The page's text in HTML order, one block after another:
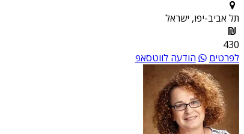
תל אביב-יפו, ישראל
430
לפרטים
הודעה לווטסאפ